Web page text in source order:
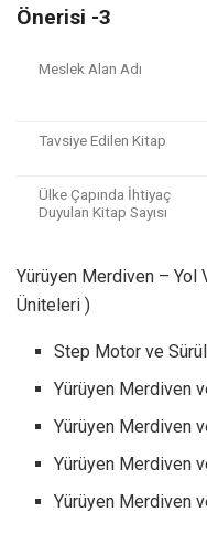
Önerisi -3
Meslek Alan Adı
Tavsiye Edilen Kitap
Ülke Çapında İhtiyaç
Duyulan Kitap Sayısı
Yürüyen Merdiven –
Üniteleri )
Step Motor ve
Yürüyen Merdiven
Yürüyen Merdiven
Yürüyen Merdiven
Yürüyen Merdiven